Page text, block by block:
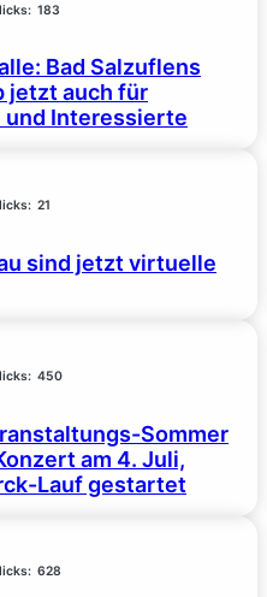
183
Bad Salzuflens
jetzt auch für
und Interessierte
21
sind jetzt virtuelle
450
Sommer
am 4. Juli,
Lauf gestartet
628